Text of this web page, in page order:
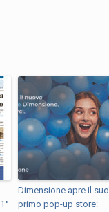
Dimensione apre il suo
primo pop-up store: